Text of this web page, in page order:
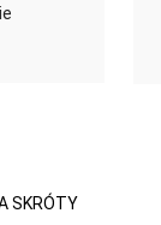
SKRÓTY